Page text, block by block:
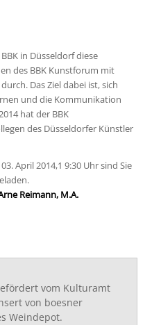
in Düsseldorf diese
des BBK Kunstforum mit
Das Ziel dabei ist, sich
und die Kommunikation
hat der BBK
des Düsseldorfer Künstler
April 2014,1 9:30 Uhr sind Sie
Reimann, M.A.
vom Kulturamt
von boesner
Weindepot.